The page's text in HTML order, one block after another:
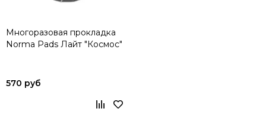
Многоразовая прокладка
Norma Pads Лайт "Космос"
570 руб